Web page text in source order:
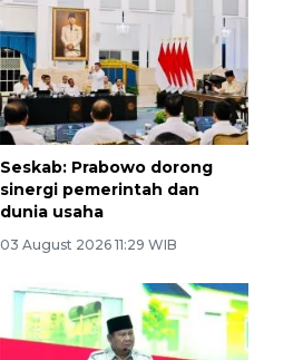
Seskab: Prabowo dorong
sinergi pemerintah dan
dunia usaha
03 August 2026 11:29 WIB